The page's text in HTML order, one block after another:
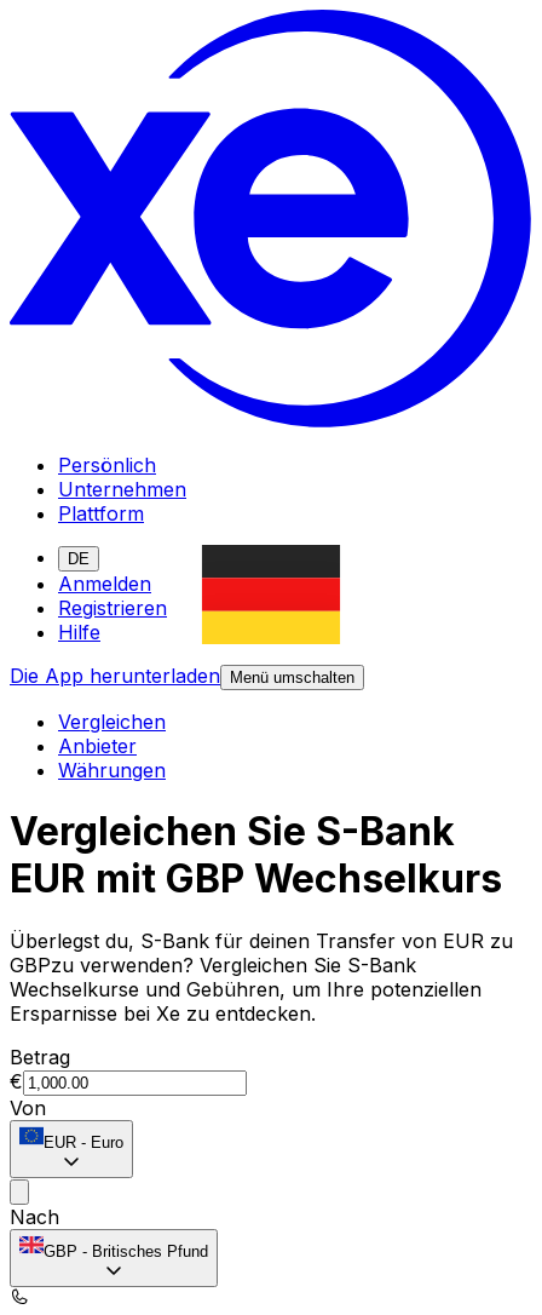
Persönlich
Unternehmen
Plattform
DE
Anmelden
Registrieren
Hilfe
Die App herunterladen
Menü umschalten
Vergleichen
Anbieter
Währungen
Vergleichen Sie S-Bank
EUR mit GBP Wechselkurs
Überlegst du, S-Bank für deinen Transfer von EUR zu
GBPzu verwenden? Vergleichen Sie S-Bank
Wechselkurse und Gebühren, um Ihre potenziellen
Ersparnisse bei Xe zu entdecken.
Betrag
€
Von
EUR - Euro
Nach
GBP - Britisches Pfund